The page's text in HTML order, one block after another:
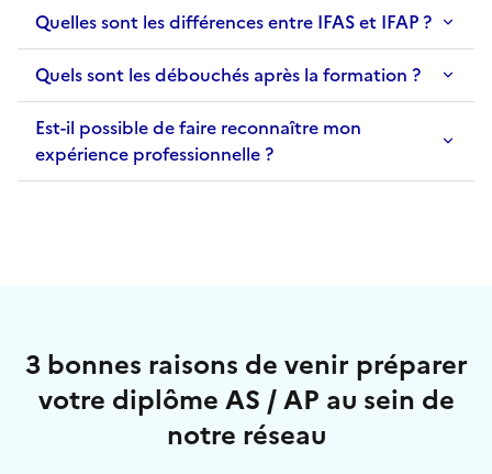
Quelles sont les différences entre IFAS et IFAP ?
Quels sont les débouchés après la formation ?
Est-il possible de faire reconnaître mon
expérience professionnelle ?
3 bonnes raisons de venir préparer
votre diplôme AS / AP au sein de
notre réseau